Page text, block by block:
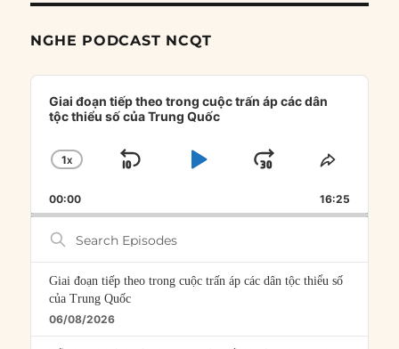
NGHE PODCAST NCQT
Audio
Player
Giai đoạn tiếp theo trong cuộc trấn áp các dân
tộc thiểu số của Trung Quốc
CHANGE
RATE
1X
SKIP
PLAYJUMP
FORWARD
SHARE
00:00 16:25
Search
Episodes
Giai đoạn tiếp theo trong cuộc trấn áp các dân tộc thiểu số
của Trung Quốc
06/08/2026